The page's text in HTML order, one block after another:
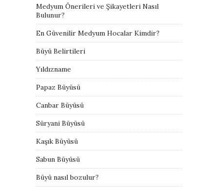
Medyum Önerileri ve Şikayetleri Nasıl
Bulunur?
En Güvenilir Medyum Hocalar Kimdir?
Büyü Belirtileri
Yıldızname
Papaz Büyüsü
Canbar Büyüsü
Süryani Büyüsü
Kaşık Büyüsü
Sabun Büyüsü
Büyü nasıl bozulur?